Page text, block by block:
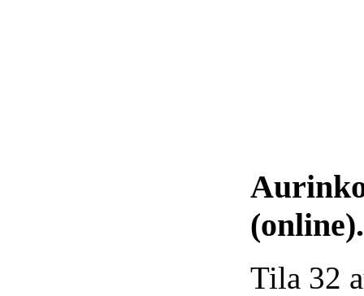
(online).
Tila 32